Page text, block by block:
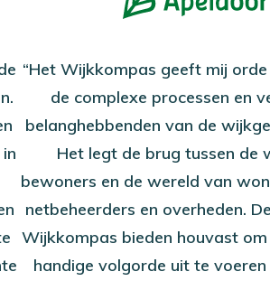
“Het Wijkkompas geeft mij
de complexe processen en
belanghebbenden van de
Het legt de brug tussen de
bewoners en de wereld van
netbeheerders en overheden.
Wijkkompas bieden houvast
handige volgorde uit te